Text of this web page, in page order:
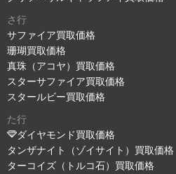
さ行
サファイア買取価格
珊瑚買取価格
真珠（アコヤ）買取価格
スターサファイア買取価格
スタールビー買取価格
た行
ダイヤモンド買取価格
タンザナイト（ゾイサイト）買取価格
ターコイズ（トルコ石）買取価格